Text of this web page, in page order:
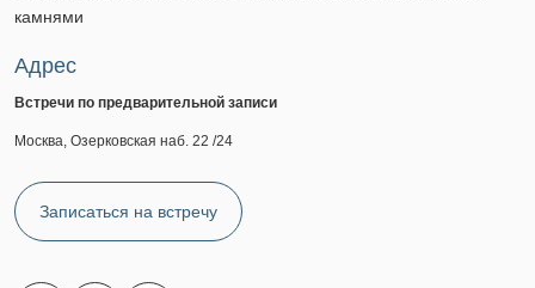
камнями
Адрес
Встречи по предварительной записи
Москва, Озерковская наб. 22 /24
Записаться на встречу